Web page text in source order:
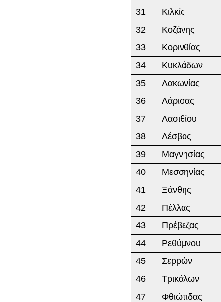
31
Κιλκίς
32
Κοζάνης
33
Κορινθίας
34
Κυκλάδων
35
Λακωνίας
36
Λάρισας
37
Λασιθίου
38
Λέσβος
39
Μαγνησίας
40
Μεσσηνίας
41
Ξάνθης
42
Πέλλας
43
Πρέβεζας
44
Ρεθύμνου
45
Σερρών
46
Τρικάλων
47
Φθιώτιδας